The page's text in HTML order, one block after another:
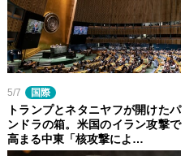
5/7 国際
トランプとネタニヤフが開けたパ
ンドラの箱。米国のイラン攻撃で
高まる中東「核攻撃によ…